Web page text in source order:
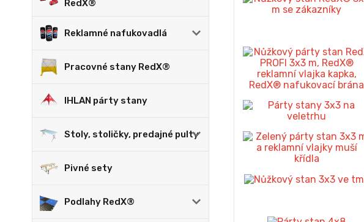
RedX®
Reklamné nafukovadlá
Pracovné stany RedX®
IHLAN párty stany
Stoly, stoličky, predajné pulty
Pivné sety
Podlahy RedX®